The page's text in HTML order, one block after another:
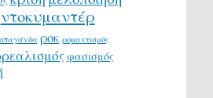
ντοκυμαντέρ
ροκ ρομαντισμός
φασισμός